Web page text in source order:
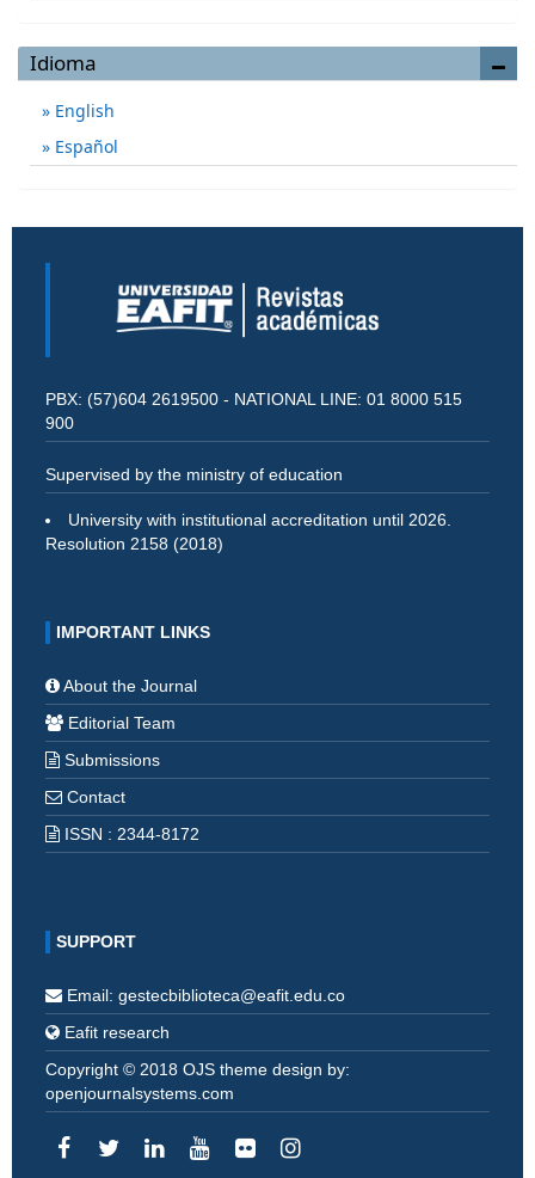
Idioma
English
Español
PBX: (57)604 2619500 - NATIONAL LINE: 01 8000 515
900
Supervised by the ministry of education
University with institutional accreditation until 2026.
Resolution 2158 (2018)
IMPORTANT LINKS
About the Journal
Editorial Team
Submissions
Contact
ISSN : 2344-8172
SUPPORT
Email: gestecbiblioteca@eafit.edu.co
Eafit research
Copyright © 2018 OJS theme design by:
openjournalsystems.com